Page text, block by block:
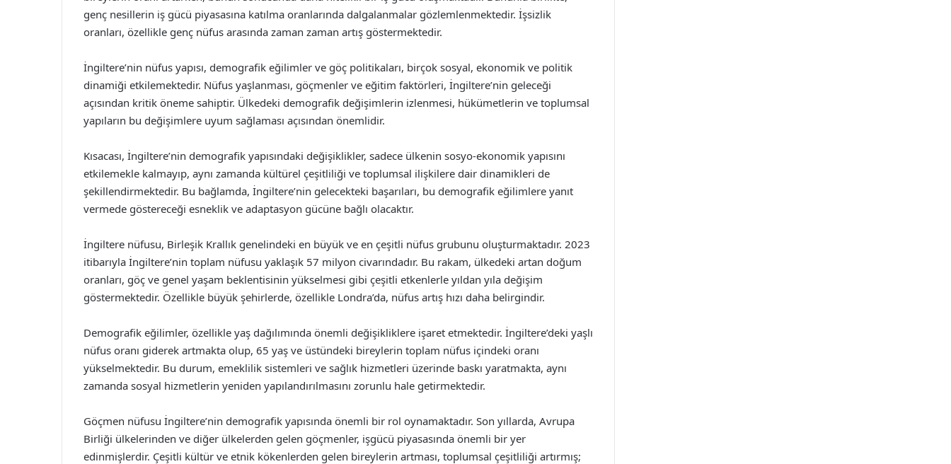
genç nesillerin iş gücü piyasasına katılma oranlarında dalgalanmalar gözlemlenmektedir. İşsizlik
oranları, özellikle genç nüfus arasında zaman zaman artış göstermektedir.
İngiltere’nin nüfus yapısı, demografik eğilimler ve göç politikaları, birçok sosyal, ekonomik ve politik
dinamiği etkilemektedir. Nüfus yaşlanması, göçmenler ve eğitim faktörleri, İngiltere’nin geleceği
açısından kritik öneme sahiptir. Ülkedeki demografik değişimlerin izlenmesi, hükümetlerin ve toplumsal
yapıların bu değişimlere uyum sağlaması açısından önemlidir.
Kısacası, İngiltere’nin demografik yapısındaki değişiklikler, sadece ülkenin sosyo-ekonomik yapısını
etkilemekle kalmayıp, aynı zamanda kültürel çeşitliliği ve toplumsal ilişkilere dair dinamikleri de
şekillendirmektedir. Bu bağlamda, İngiltere’nin gelecekteki başarıları, bu demografik eğilimlere yanıt
vermede göstereceği esneklik ve adaptasyon gücüne bağlı olacaktır.
İngiltere nüfusu, Birleşik Krallık genelindeki en büyük ve en çeşitli nüfus grubunu oluşturmaktadır. 2023
itibarıyla İngiltere’nin toplam nüfusu yaklaşık 57 milyon civarındadır. Bu rakam, ülkedeki artan doğum
oranları, göç ve genel yaşam beklentisinin yükselmesi gibi çeşitli etkenlerle yıldan yıla değişim
göstermektedir. Özellikle büyük şehirlerde, özellikle Londra’da, nüfus artış hızı daha belirgindir.
Demografik eğilimler, özellikle yaş dağılımında önemli değişikliklere işaret etmektedir. İngiltere’deki yaşlı
nüfus oranı giderek artmakta olup, 65 yaş ve üstündeki bireylerin toplam nüfus içindeki oranı
yükselmektedir. Bu durum, emeklilik sistemleri ve sağlık hizmetleri üzerinde baskı yaratmakta, aynı
zamanda sosyal hizmetlerin yeniden yapılandırılmasını zorunlu hale getirmektedir.
Göçmen nüfusu İngiltere’nin demografik yapısında önemli bir rol oynamaktadır. Son yıllarda, Avrupa
Birliği ülkelerinden ve diğer ülkelerden gelen göçmenler, işgücü piyasasında önemli bir yer
edinmişlerdir. Çeşitli kültür ve etnik kökenlerden gelen bireylerin artması, toplumsal çeşitliliği artırmış;